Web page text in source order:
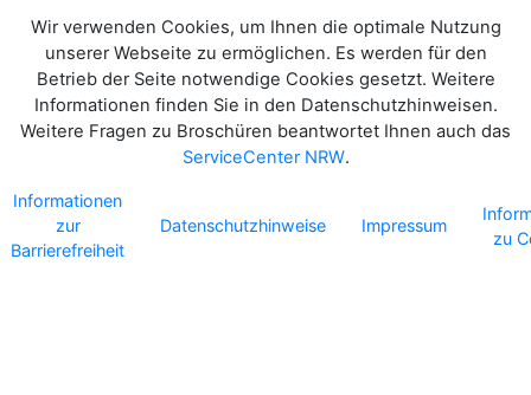
Wir verwenden Cookies, um Ihnen die optimale Nutzung
unserer Webseite zu ermöglichen. Es werden für den
Betrieb der Seite notwendige Cookies gesetzt. Weitere
Informationen finden Sie in den Datenschutzhinweisen.
Weitere Fragen zu Broschüren beantwortet Ihnen auch das
ServiceCenter NRW.
Informationen
zur
Barrierefreiheit
Datenschutzhinweise Impressum
zu